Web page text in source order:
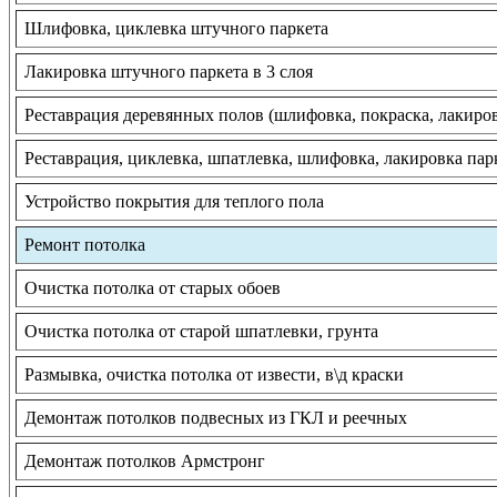
Шлифовка, циклевка штучного паркета
Лакировка штучного паркета в 3 слоя
Реставрация деревянных полов (шлифовка, покраска,
Реставрация, циклевка, шпатлевка, шлифовка, лакировка
Устройство покрытия для теплого пола
Ремонт потолка
Очистка потолка от старых обоев
Очистка потолка от старой шпатлевки, грунта
Размывка, очистка потолка от извести, в\д краски
Демонтаж потолков подвесных из ГКЛ и реечных
Демонтаж потолков Армстронг